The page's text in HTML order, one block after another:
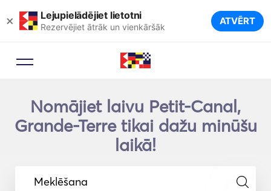
× Lejupielādējiet lietotni
Rezervējiet ātrāk un vienkāršāk ATVĒRT
Nomājiet laivu Petit-Canal,
Grande-Terre tikai dažu minūšu
laikā!
Meklēšana